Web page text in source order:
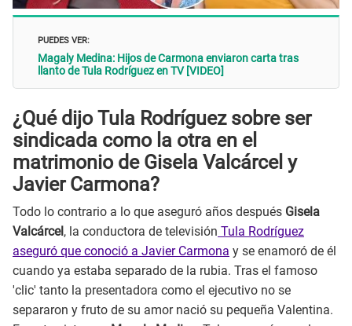
PUEDES VER:
Magaly Medina: Hijos de Carmona enviaron carta tras
llanto de Tula Rodríguez en TV [VIDEO]
¿Qué dijo Tula Rodríguez sobre ser
sindicada como la otra en el
matrimonio de Gisela Valcárcel y
Javier Carmona?
Todo lo contrario a lo que aseguró años después Gisela
Valcárcel, la conductora de televisión Tula Rodríguez
aseguró que conoció a Javier Carmona y se enamoró de él
cuando ya estaba separado de la rubia. Tras el famoso
'clic' tanto la presentadora como el ejecutivo no se
separaron y fruto de su amor nació su pequeña Valentina.